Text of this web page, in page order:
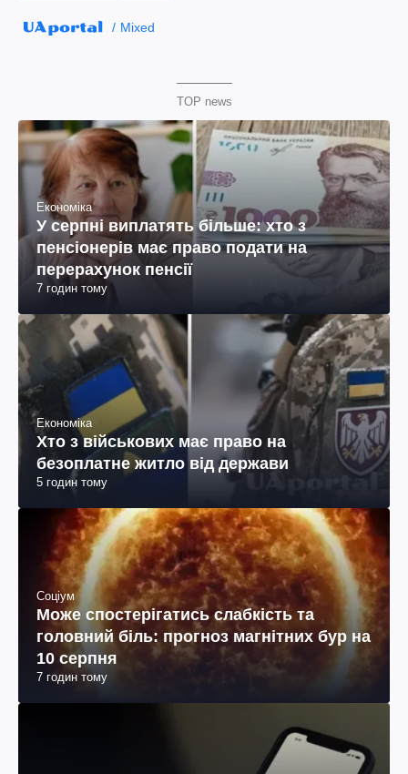
Mixed
TOP news
Економіка
У серпні виплатять більше: хто з
пенсіонерів має право подати на
перерахунок пенсії
7 годин тому
Економіка
Хто з військових має право на
безоплатне житло від держави
5 годин тому
Соціум
Може спостерігатись слабкість та
головний біль: прогноз магнітних бур на
10 серпня
7 годин тому